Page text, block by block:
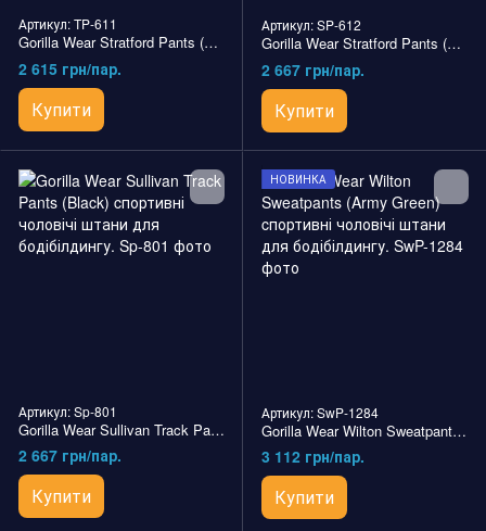
Артикул: TP-611
Gorilla Wear Stratford Pants (Black) спортивні чоловічі штани для фітнесу.
2 615 грн/пар.
Купити
Артикул: SP-612
Gorilla Wear Stratford Pants (Navy) спортивні чоловічі штани для фітнесу.
2 667 грн/пар.
Купити
Артикул: Sp-801
Gorilla Wear Sullivan Track Pants (Black) cпортивні чоловічі штани для бодібілдингу.
2 667 грн/пар.
Купити
НОВИНКА
Артикул: SwP-1284
Gorilla Wear Wilton Sweatpants (Army Green) cпортивні чоловічі штани для бодібілдингу.
3 112 грн/пар.
Купити